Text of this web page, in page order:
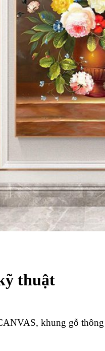
thuật
khung gỗ thông